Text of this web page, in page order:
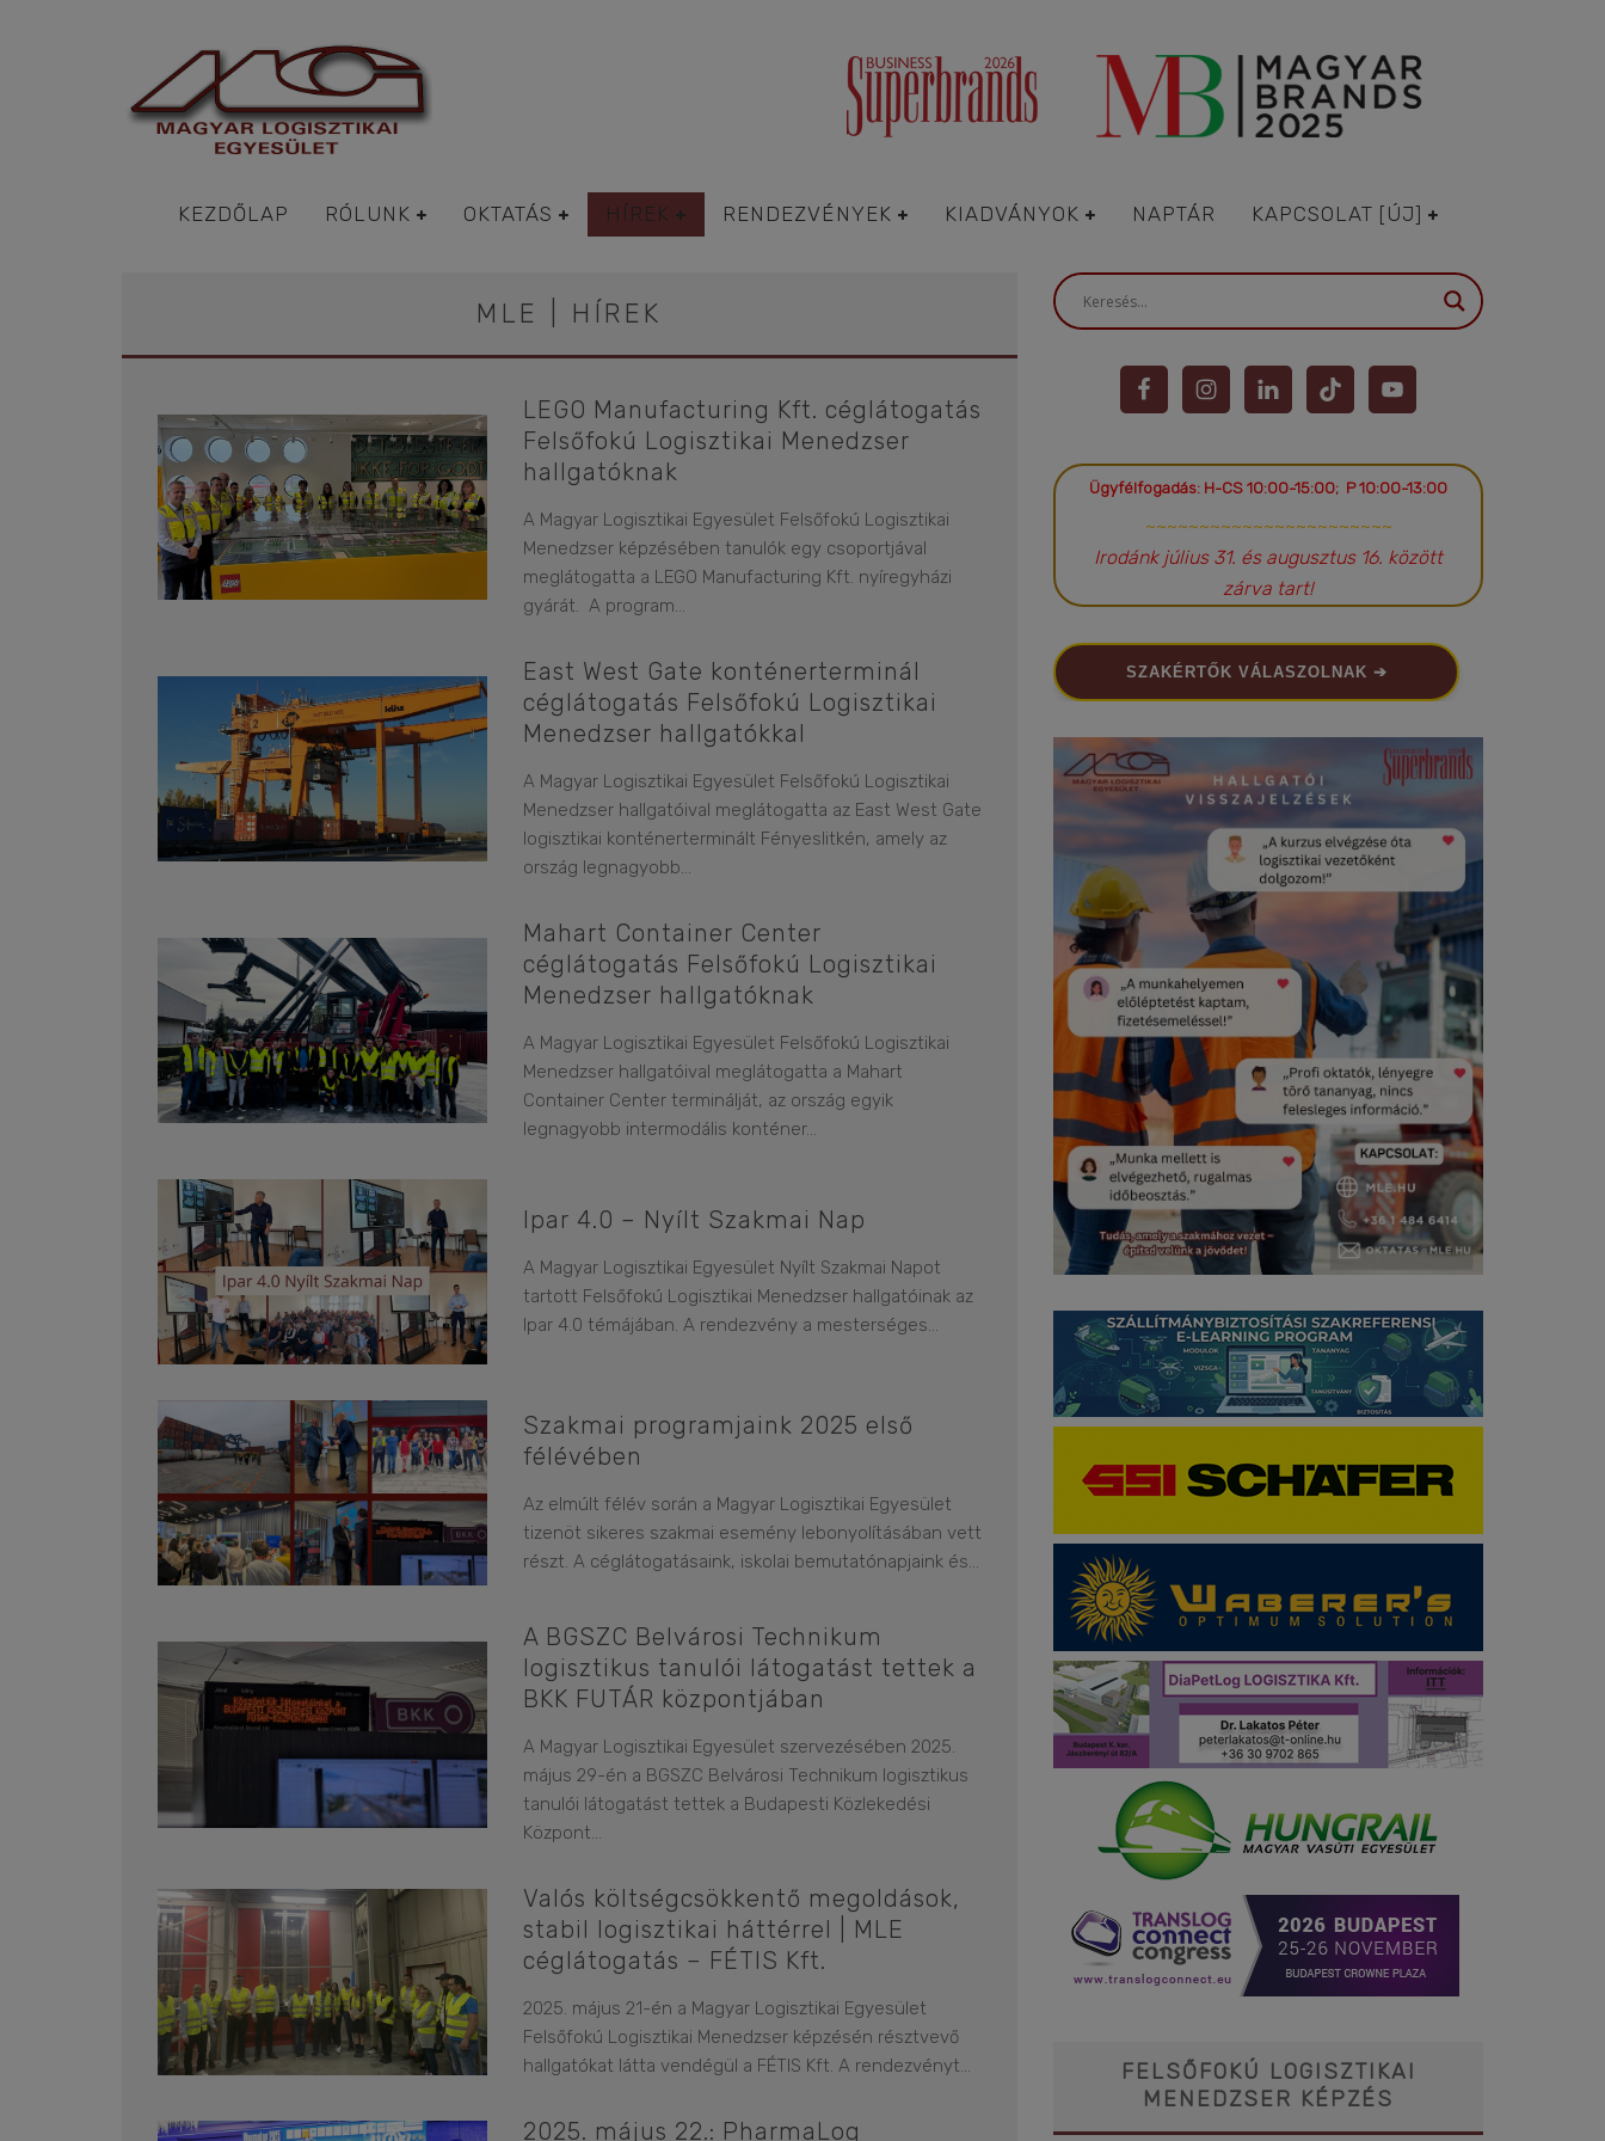
KEZDŐLAP RÓLUNK OKTATÁS HÍREK RENDEZVÉNYEK KIADVÁNYOK NAPTÁR KAPCSOLAT [ÚJ]
MLE | HÍREK
LEGO Manufacturing Kft. céglátogatás
Felsőfokú Logisztikai Menedzser
hallgatóknak
A Magyar Logisztikai Egyesület Felsőfokú Logisztikai
Menedzser képzésében tanulók egy csoportjával
meglátogatta a LEGO Manufacturing Kft. nyíregyházi
gyárát. A program...
East West Gate konténerterminál
céglátogatás Felsőfokú Logisztikai
Menedzser hallgatókkal
A Magyar Logisztikai Egyesület Felsőfokú Logisztikai
Menedzser hallgatóival meglátogatta az East West Gate
logisztikai konténerterminált Fényeslitkén, amely az
ország legnagyobb...
Mahart Container Center
céglátogatás Felsőfokú Logisztikai
Menedzser hallgatóknak
A Magyar Logisztikai Egyesület Felsőfokú Logisztikai
Menedzser hallgatóival meglátogatta a Mahart
Container Center terminálját, az ország egyik
legnagyobb intermodális konténer...
Ipar 4.0 – Nyílt Szakmai Nap
A Magyar Logisztikai Egyesület Nyílt Szakmai Napot
tartott Felsőfokú Logisztikai Menedzser hallgatóinak az
Ipar 4.0 témájában. A rendezvény a mesterséges...
Szakmai programjaink 2025 első
félévében
Az elmúlt félév során a Magyar Logisztikai Egyesület
tizenöt sikeres szakmai esemény lebonyolításában vett
részt. A céglátogatásaink, iskolai bemutatónapjaink és...
A BGSZC Belvárosi Technikum
logisztikus tanulói látogatást tettek a
BKK FUTÁR központjában
A Magyar Logisztikai Egyesület szervezésében 2025.
május 29-én a BGSZC Belvárosi Technikum logisztikus
tanulói látogatást tettek a Budapesti Közlekedési
Központ...
Valós költségcsökkentő megoldások,
stabil logisztikai háttérrel | MLE
céglátogatás – FÉTIS Kft.
2025. május 21-én a Magyar Logisztikai Egyesület
Felsőfokú Logisztikai Menedzser képzésén résztvevő
hallgatókat látta vendégül a FÉTIS Kft. A rendezvényt...
2025. május 22.: PharmaLog
Ügyfélfogadás: H-CS 10:00-15:00; P 10:00-13:00
~~~~~~~~~~~~~~~~~~~~~~~
Irodánk július 31. és augusztus 16. között
zárva tart!
SZAKÉRTŐK VÁLASZOLNAK ➔
FELSŐFOKÚ LOGISZTIKAI
MENEDZSER KÉPZÉS